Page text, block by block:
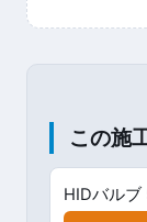
この施
HIDバルブ